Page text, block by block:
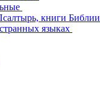
книги Библии
языках